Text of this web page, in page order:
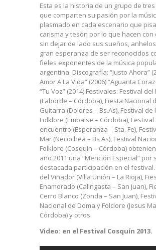
Esta es la historia de un grupo de
que comparten su pasión por la
plasmado en cada escenario que
carisma y tesón por lo que hacen con
sin dejar de lado sus sueños,
gran esperanza de ser reconocidos
fieles exponentes de la música
argentina. Discografía: “Justo Ahora”
Amor A La Vida” (2006) “Aguanta
“Tu Voz” (2014) Festivales: Festival
(Laborde – Córdoba), Fiesta Nacional
Guitarra (Dolores – Bs.As), Festival de
Folklore (Embalse – Córdoba), Festival
encuentro (Esperanza – Sta. Fe),
Mar (Necochea – Bs As), Festival
Folklore (Cosquín – Córdoba)
año 2011 una “Mención Especial” por
destacada participación en el festival.
del Viñador (Villa Unión – La Rioja),
Enamorado (Calingasta – San Juan),
Cerro Blanco (Zonda – San Juan),
Nacional de Doma y Folclore (Jesus
Córdoba) y otros.
Video: en el Festival Cosquín 2013.